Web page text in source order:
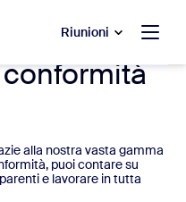
Riunioni
alla nostra vasta gamma
puoi contare su
e lavorare in tutta